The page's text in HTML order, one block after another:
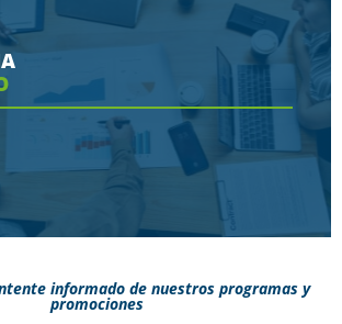
las herramientas con las que
en tu programa
Ver más
informado de nuestros programas y
promociones